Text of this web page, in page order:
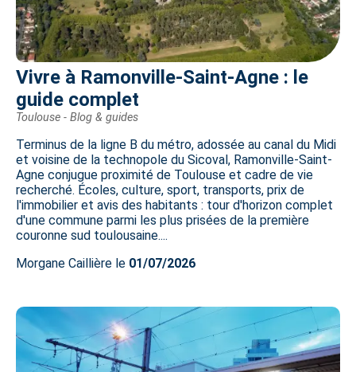
Vivre à Ramonville-Saint-Agne : le
guide complet
Toulouse - Blog & guides
Terminus de la ligne B du métro, adossée au canal du Midi
et voisine de la technopole du Sicoval, Ramonville-Saint-
Agne conjugue proximité de Toulouse et cadre de vie
recherché. Écoles, culture, sport, transports, prix de
l'immobilier et avis des habitants : tour d'horizon complet
d'une commune parmi les plus prisées de la première
couronne sud toulousaine....
Morgane Caillière le 01/07/2026